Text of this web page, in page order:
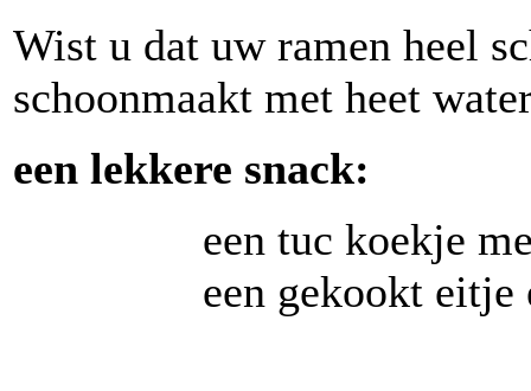
Wist u dat uw ramen heel
schoonmaakt met heet
een lekkere snack:
een tuc koekje met
een gekookt eitje en